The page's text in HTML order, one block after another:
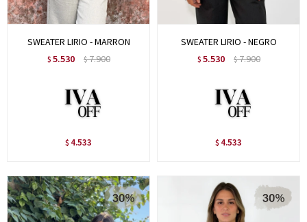
SWEATER LIRIO - MARRON
$ 5.530 $7.900
$ 4.533
SWEATER LIRIO - NEGRO
$ 5.530 $7.900
$ 4.533